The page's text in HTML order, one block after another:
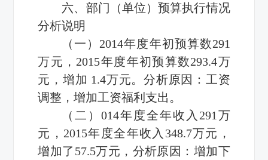
六、部门（单位）预算执行情况
分析说明
（一）2014年度年初预算数291
万元，2015年度年初预算数293.4万
元，增加 1.4万元。分析原因：工资
调整，增加工资福利支出。
（二）014年度全年收入291万
元，2015年度全年收入348.7万元，
增加了57.5万元，分析原因：增加下